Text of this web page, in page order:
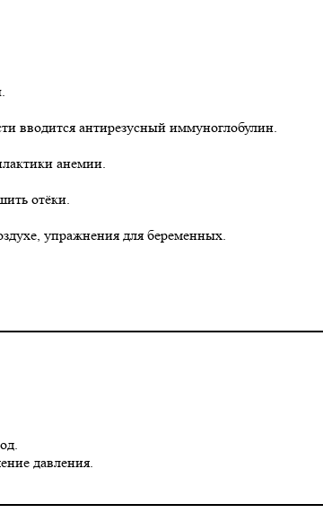
вводится антирезусный иммуноглобулин.
анемии.
отёки.
упражнения для беременных.
давления.